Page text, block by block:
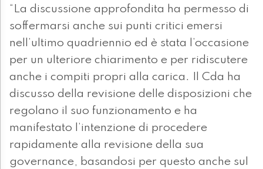
“La discussione approfondita ha permesso di
soffermarsi anche sui punti critici emersi
nell’ultimo quadriennio ed è stata l’occasione
per un ulteriore chiarimento e per ridiscutere
anche i compiti propri alla carica. Il Cda ha
discusso della revisione delle disposizioni che
regolano il suo funzionamento e ha
manifestato l’intenzione di procedere
rapidamente alla revisione della sua
governance, basandosi per questo anche sul